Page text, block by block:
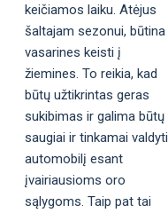
keičiamos laiku. Atėjus
šaltajam sezonui, būtina
vasarines keisti į
žiemines. To reikia, kad
būtų užtikrintas geras
sukibimas ir galima būtų
saugiai ir tinkamai valdyti
automobilį esant
įvairiausioms oro
sąlygoms. Taip pat tai